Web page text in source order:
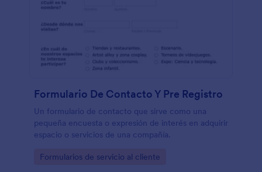
Formulario De Contacto Y Pre Registro
Un formulario de contacto que sirve como una
pequeña encuesta o expresión de interés en adquirir
espacio o servicios de una compañía.
Go to Category:
Formularios de servicio al cliente